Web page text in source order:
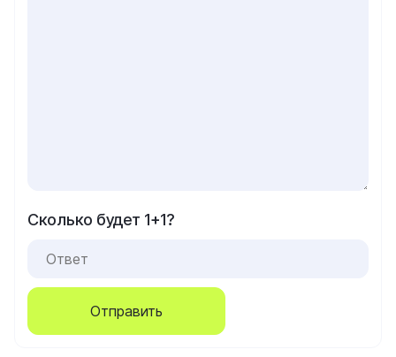
Сколько будет 1+1?
Отправить